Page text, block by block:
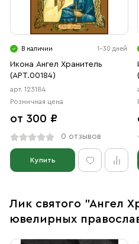
В наличии 1-30 дней
Икона Ангел Хранитель
(АРТ.00184)
арт. 123184
Розничная цена
от 300 ₽
0 отзывов
Купить
Лик святого "Ангел
ювелирных